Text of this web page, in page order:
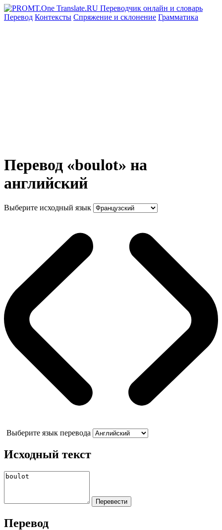
Перевод Контексты Спряжение и склонение Грамматика
Перевод «boulot» на
английский
Выберите исходный язык
Выберите язык перевода
Исходный текст
Перевод